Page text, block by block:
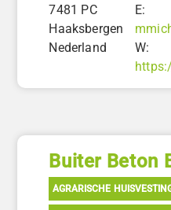
7481 PC
Haaksbergen
Nederland
E:
W:
Buiter Beton
AGRARISCHE